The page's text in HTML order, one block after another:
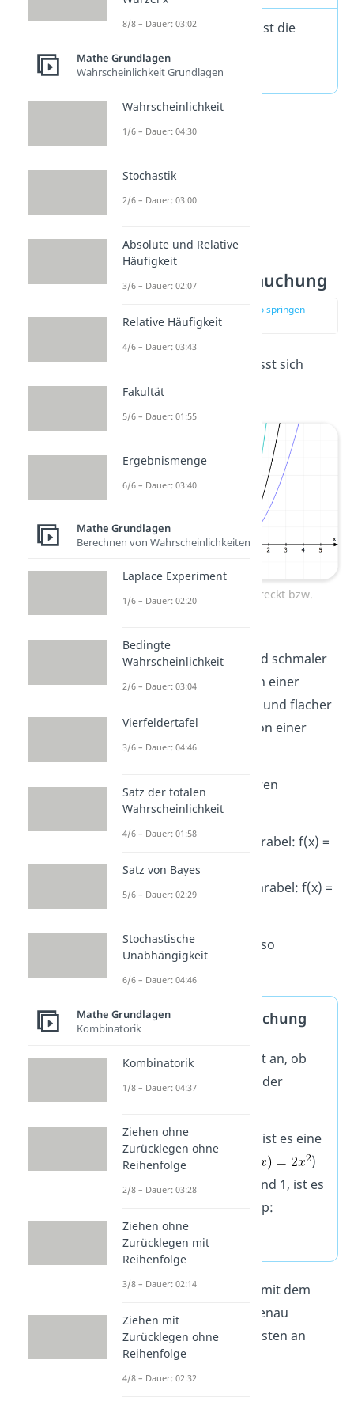
Steht vor dem x² ein
, ist die
Parabel an der x-Achse
gespiegelt.
Streckung und Stauchung
zur Stelle im Video springen
(02:25)
der Parabel lässt sich
ebenfalls verändern.
Normalparabel ist gestreckt bzw.
Ist die Parabel spitzer und schmaler
als davor, sprichst du von einer
. Ist sie breiter und flacher
geworden, sprichst du von einer
Stauchung.
Das siehst du auch an ihren
Funktionsgleichungen:
für diegestreckte
Parabel: f(x) =
2x²
für diegestauchte
Parabel: f(x) =
DieZahl vor dem x²
ist also
entscheidend.
Streckung und Stauchung
Die Zahl vor dem x² gibt an, ob
die Parabel gestreckt oder
Ist sie größer als 1, ist es eine
Streckung (Bsp:
)
Ist sie zwischen 0 und 1, ist es
eine Stauchung (Bsp:
Was bei einer Streckung mit dem
Faktor 2, also f(x) =
x² genau
passiert, siehst du am besten an
diesen Punkten:
8/8 – Dauer: 03:02
Mathe Grundlagen
Wahrscheinlichkeit Grundlagen
Wahrscheinlichkeit
1/6 – Dauer: 04:30
Stochastik
2/6 – Dauer: 03:00
Absolute und Relative
Häufigkeit
3/6 – Dauer: 02:07
Relative Häufigkeit
4/6 – Dauer: 03:43
Fakultät
5/6 – Dauer: 01:55
Ergebnismenge
6/6 – Dauer: 03:40
Mathe Grundlagen
Berechnen von Wahrscheinlichkeiten
Laplace Experiment
1/6 – Dauer: 02:20
Bedingte
Wahrscheinlichkeit
2/6 – Dauer: 03:04
Vierfeldertafel
3/6 – Dauer: 04:46
Satz der totalen
Wahrscheinlichkeit
4/6 – Dauer: 01:58
Satz von Bayes
5/6 – Dauer: 02:29
Stochastische
Unabhängigkeit
6/6 – Dauer: 04:46
Mathe Grundlagen
Kombinatorik
Kombinatorik
1/8 – Dauer: 04:37
Ziehen ohne
Zurücklegen ohne
Reihenfolge
2/8 – Dauer: 03:28
Ziehen ohne
Zurücklegen mit
Reihenfolge
3/8 – Dauer: 02:14
Ziehen mit
Zurücklegen ohne
Reihenfolge
4/8 – Dauer: 02:32